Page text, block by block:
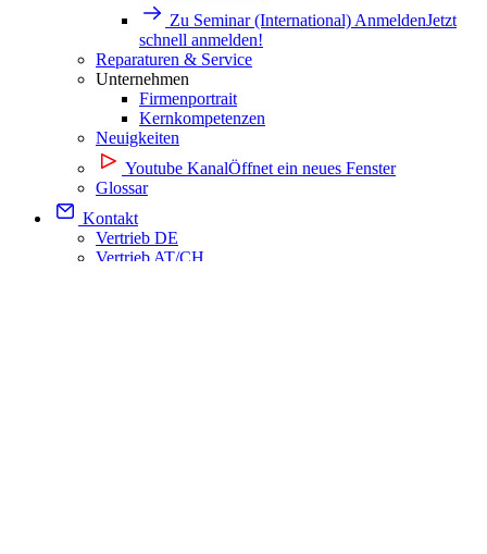
Zu Seminar (International) AnmeldenJetzt
schnell anmelden!
Reparaturen & Service
Unternehmen
Firmenportrait
Kernkompetenzen
Neuigkeiten
Youtube KanalÖffnet ein neues Fenster
Glossar
Kontakt
Vertrieb DE
Vertrieb AT/CH